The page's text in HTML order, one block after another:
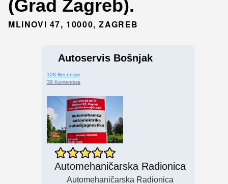
(Grad Zagreb).
MLINOVI 47, 10000, ZAGREB
Autoservis Bošnjak
128 Recenzije
38 Komentara
Automehaničarska Radionica
Automehaničarska Radionica